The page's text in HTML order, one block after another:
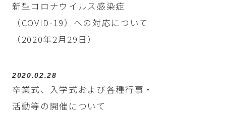
新型コロナウイルス感染症
（COVID-19）への対応について
（2020年2月29日）
2020.02.28
卒業式、入学式および各種行事・
活動等の開催について